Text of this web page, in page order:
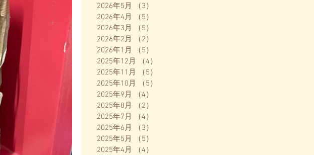
2026年5月
（3）
2026年4月
（5）
2026年3月
（5）
2026年2月
（2）
2026年1月
（5）
2025年12月
（4）
2025年11月
（5）
2025年10月
（5）
2025年9月
（4）
2025年8月
（2）
2025年7月
（4）
2025年6月
（3）
2025年5月
（5）
2025年4月
（4）